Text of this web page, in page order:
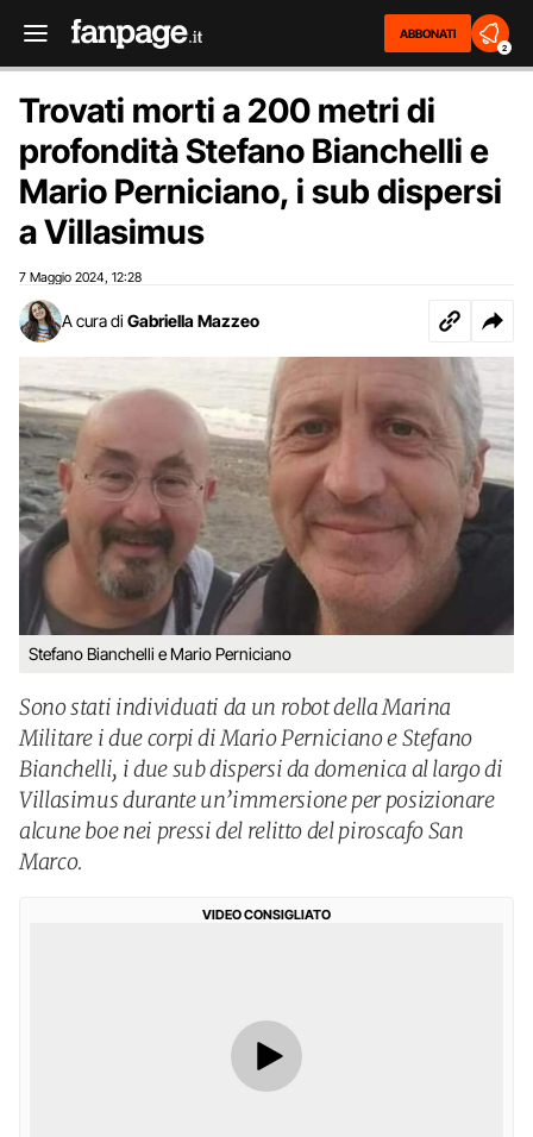
ABBONATI
2
Trovati morti a 200 metri di
profondità Stefano Bianchelli e
Mario Perniciano, i sub dispersi
a Villasimus
7 Maggio 2024 12:28
A cura di Gabriella Mazzeo
Stefano Bianchelli e Mario Perniciano
Sono stati individuati da un robot della Marina
Militare i due corpi di Mario Perniciano e Stefano
Bianchelli, i due sub dispersi da domenica al largo di
Villasimus durante un’immersione per posizionare
alcune boe nei pressi del relitto del piroscafo San
Marco.
VIDEO CONSIGLIATO